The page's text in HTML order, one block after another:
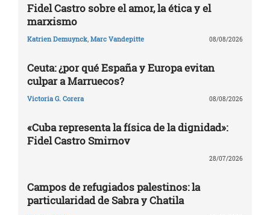
Fidel Castro sobre el amor, la ética y el
marxismo
Katrien Demuynck, Marc Vandepitte 08/08/2026
Ceuta: ¿por qué España y Europa evitan
culpar a Marruecos?
Victoria G. Corera 08/08/2026
«Cuba representa la física de la dignidad»:
Fidel Castro Smirnov
28/07/2026
Campos de refugiados palestinos: la
particularidad de Sabra y Chatila